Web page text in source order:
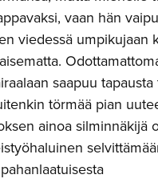
vaan hän
viedessä umpikujaan
saapuu
törmää pian
ainoa silminnäkijä